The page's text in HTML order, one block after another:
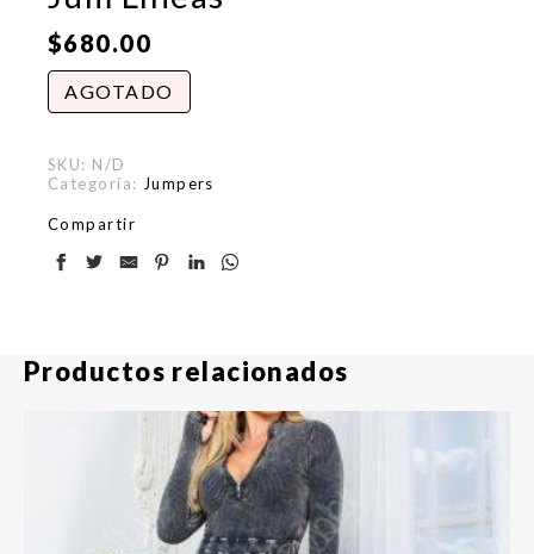
$680.00
AGOTADO
SKU: N/D
Categoría: Jumpers
Compartir
Productos relacionados